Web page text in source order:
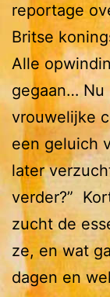
reportage
Britse
Alle
gegaan… Nu
vrouwelijke
een geluich
later
verder?”
zucht de
ze, en wat
dagen en